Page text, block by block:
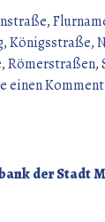
,
,Königsstraße,
,Römerstraßen,
einen
der Stadt